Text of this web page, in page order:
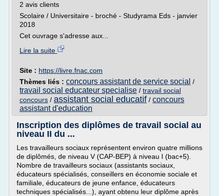
2 avis clients
Scolaire / Universitaire - broché - Studyrama Eds - janvier
2018
Cet ouvrage s'adresse aux...
Lire la suite
Site : https://livre.fnac.com
Thèmes liés : concours assistant de service social /
travail social educateur specialise / travail social
concours / assistant social educatif / concours
assistant d'education
Inscription des diplômes de travail social au
niveau II du ...
Les travailleurs sociaux représentent environ quatre millions
de diplômés, de niveau V (CAP-BEP) à niveau I (bac+5).
Nombre de travailleurs sociaux (assistants sociaux,
éducateurs spécialisés, conseillers en économie sociale et
familiale, éducateurs de jeune enfance, éducateurs
techniques spécialisés...), ayant obtenu leur diplôme après